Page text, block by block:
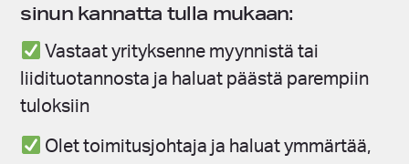
sinun kannatta tulla mukaan:
Vastaat yrityksenne myynnistä tai
liidituotannosta ja haluat päästä parempiin
tuloksiin
Olet toimitusjohtaja ja haluat ymmärtää,